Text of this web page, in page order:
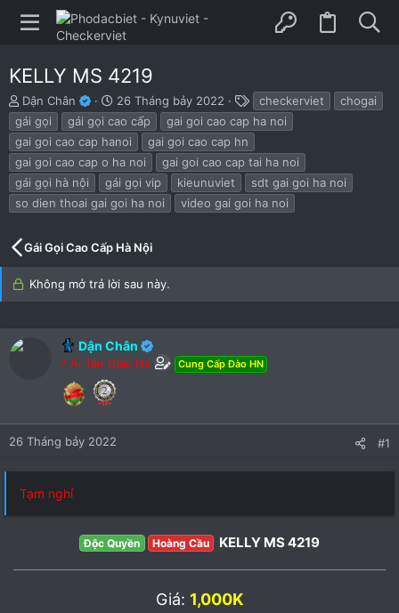
KELLY MS 4219
B
ắ
t
đ
ầ
u
Dận Chân
N
g
à
y
b
ắ
t
đ
u
26 Tháng bảy 2022
h
ẻ
checkerviet
chogai
gái gọi
gái gọi cao cấp
gai goi cao cap ha noi
gai goi cao cap hanoi
gai goi cao cap hn
gai goi cao cap o ha noi
gai goi cao cap tai ha noi
gái gọi hà nội
gái gọi vip kieunuviet
sdt gai goi ha noi
so dien thoai gai goi ha noi
video gai goi ha noi
Gái Gọi Cao Cấp Hà Nội
Không mở trả lời sau này.
Dận Chân
? Ái Tân Giác Na Cung Cấp Đào HN
26 Tháng bảy 2022 #1
Tạm nghỉ
Độc Quyền Hoàng Cầu KELLY MS 4219
Giá: 1,000K